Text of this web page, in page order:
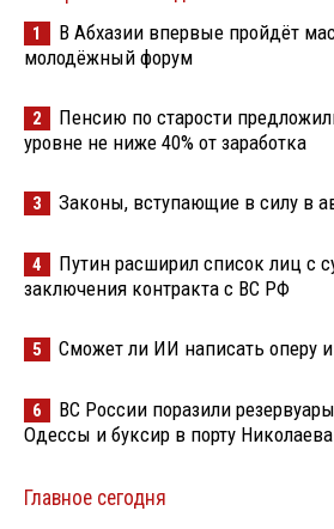
1
В Абхазии впервые пройдёт
молодёжный форум
2
Пенсию по старости
уровне не ниже 40% от заработка
3 Законы, вступающие в силу в
4
Путин расширил список лиц с
заключения контракта с ВС РФ
5 Сможет ли ИИ написать оперу
6
ВС России поразили
Одессы и буксир в порту Николаева
Главное сегодня